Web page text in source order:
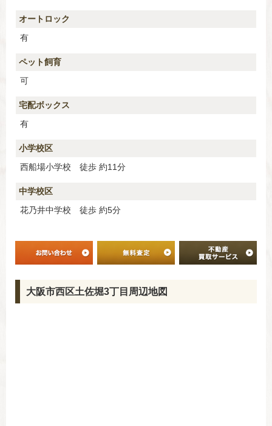
オートロック
有
ペット飼育
可
宅配ボックス
有
小学校区
西船場小学校 徒歩 約11分
中学校区
花乃井中学校 徒歩 約5分
大阪市西区土佐堀3丁目周辺地図